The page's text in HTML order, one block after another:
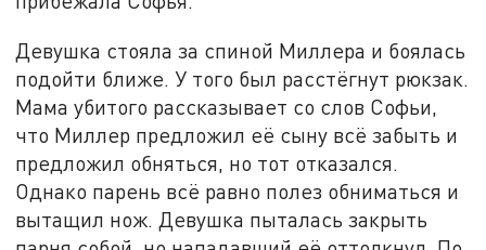
Девушка стояла за спиной Миллера и боялась
подойти ближе. У того был расстёгнут рюкзак.
Мама убитого рассказывает со слов Софьи,
что Миллер предложил её сыну всё забыть и
предложил обняться, но тот отказался.
Однако парень всё равно полез обниматься и
вытащил нож. Девушка пыталась закрыть